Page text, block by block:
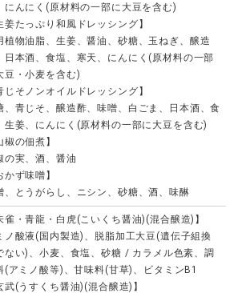
にんにく(原材料の一部に大豆を含む)
姜たっぷり和風ドレッシング】
植物油脂、生姜、醤油、砂糖、玉ねぎ、醸造
日本酒、食塩、寒天、にんにく(原材料の一部
豆・小麦を含む)
じそノンオイルドレッシング】
、青じそ、醸造酢、味噌、白ごま、日本酒、食
生姜、にんにく(原材料の一部に大豆を含む)
椒の佃煮】
の実、酒、醤油
かず味噌】
、とうがらし、ニシン、砂糖、酒、味醂
雀・青龍・白虎(こいくち醤油)(混合醸造)】
ノ酸液(国内製造)、脱脂加工大豆(遺伝子組換
ない)、小麦、食塩、砂糖 / カラメル色素、調
(アミノ酸等)、甘味料(甘草)、ビタミンB1
武(うすくち醤油)(混合醸造)】